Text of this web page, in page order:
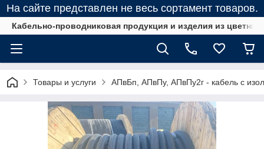
На сайте представлен не весь сортамент товаров.
Кабельно-проводниковая продукция и изделия из
Товары и услуги АПвБп, АПвПу, АПвПу2г - кабель с